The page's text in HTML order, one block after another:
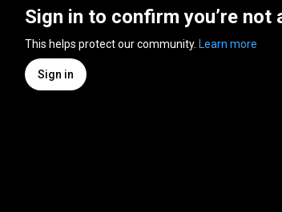
Sign in to confirm you’re not
This helps protect our community. Learn more
Sign in